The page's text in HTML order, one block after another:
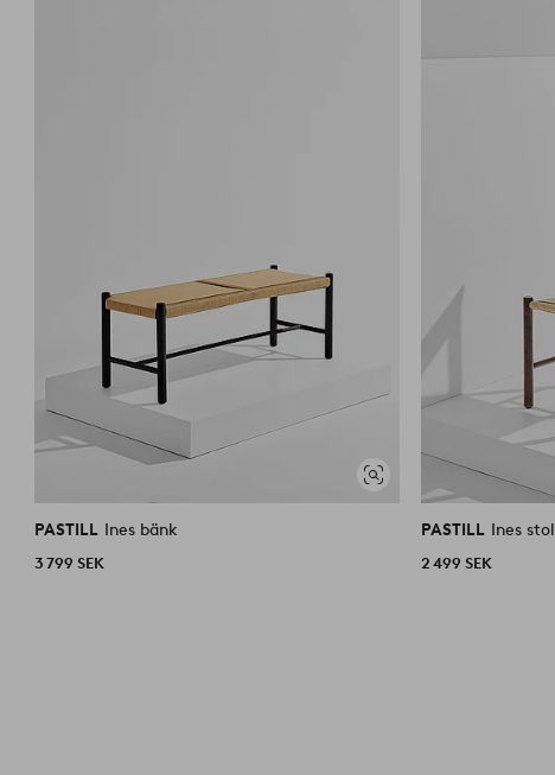
Visa
liknande
PASTILL Ines bänk
3 799 SEK
PASTILL Ines stol
2 499 SEK